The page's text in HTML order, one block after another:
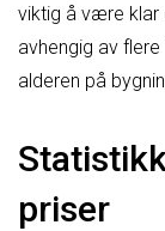
viktig å være klar
avhengig av
alderen på
priser